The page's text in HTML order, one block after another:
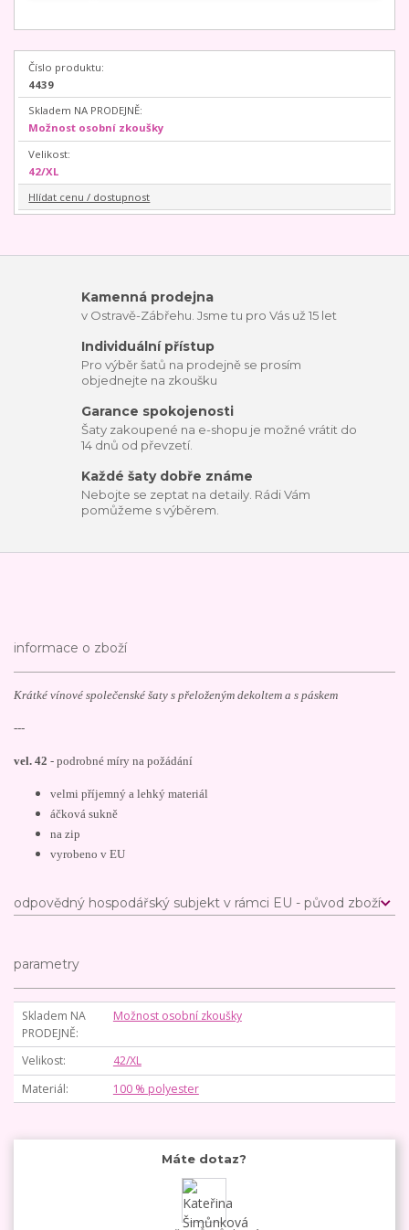
Číslo produktu:
4439
Skladem NA PRODEJNĚ:
Možnost osobní zkoušky
Velikost:
42/XL
Hlídat cenu / dostupnost
Kamenná prodejna
v Ostravě-Zábřehu. Jsme tu pro Vás už 15 let
Individuální přístup
Pro výběr šatů na prodejně se prosím
objednejte na zkoušku
Garance spokojenosti
Šaty zakoupené na e-shopu je možné vrátit do
14 dnů od převzetí.
Každé šaty dobře známe
Nebojte se zeptat na detaily. Rádi Vám
pomůžeme s výběrem.
informace o zboží
Krátké vínové společenské šaty s přeloženým dekoltem a s páskem
---
vel. 42 - podrobné míry na požádání
velmi příjemný a lehký materiál
áčková sukně
na zip
vyrobeno v EU
odpovědný hospodářský subjekt v rámci EU - původ zboží
parametry
Skladem NA
PRODEJNĚ
Možnost osobní zkoušky
Velikost
42/XL
Materiál
100 % polyester
Máte dotaz?